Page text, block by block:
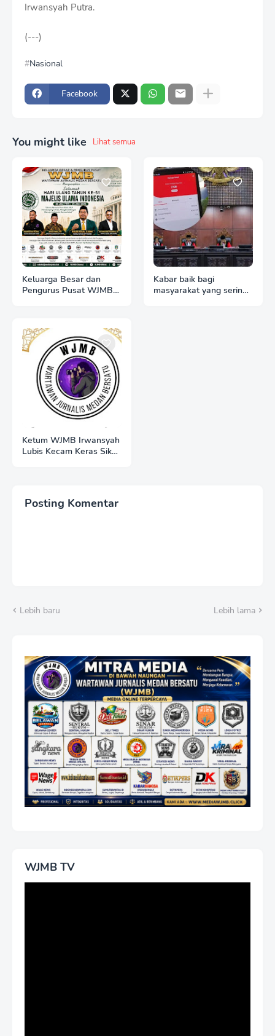
Irwansyah Putra.
(---)
Nasional
Facebook
You might like Lihat semua
Keluarga Besar dan
Pengurus Pusat WJMB
Indonesia
Kabar baik bagi
masyarakat yang sering
Ketum WJMB Irwansyah
Lubis Kecam Keras Sikap
Posting Komentar
Lebih baru Lebih lama
WJMB TV